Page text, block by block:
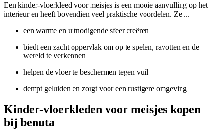
Een kinder-vloerkleed voor meisjes is een mooie aanvulling op het
interieur en heeft bovendien veel praktische voordelen. Ze ...
een warme en uitnodigende sfeer creëren
biedt een zacht oppervlak om op te spelen, ravotten en de
wereld te verkennen
helpen de vloer te beschermen tegen vuil
dempt geluiden en zorgt voor een rustigere omgeving
Kinder-vloerkleden voor meisjes kopen
bij benuta